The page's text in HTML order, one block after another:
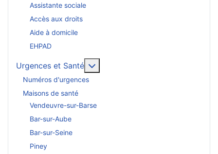
Assistante sociale
Accès aux droits
Aide à domicile
EHPAD
Urgences et Santé
Numéros d'urgences
Maisons de santé
Vendeuvre-sur-Barse
Bar-sur-Aube
Bar-sur-Seine
Piney